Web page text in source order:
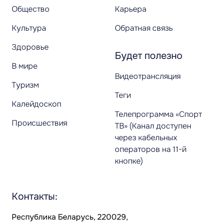
Общество
Культура
Здоровье
В мире
Туризм
Калейдоскоп
Происшествия
Карьера
Обратная связь
Будет полезно
Видеотрансляция
Теги
Телепрограмма «Спорт
ТВ» (Канал доступен
через кабельных
операторов на 11-й
кнопке)
Контакты:
Республика Беларусь, 220029,